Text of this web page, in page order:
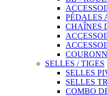
PÉDALES
CHAÎNES
SELLES / TIGES
SELLES
SELLES
COMBO